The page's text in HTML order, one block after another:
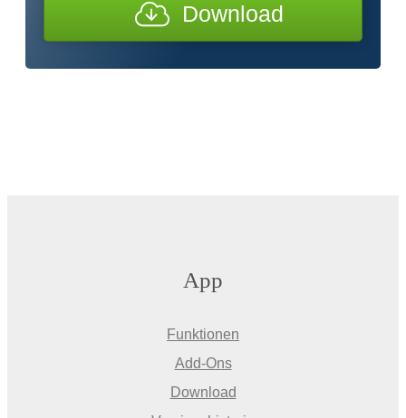
Download
App
Funktionen
Add-Ons
Download